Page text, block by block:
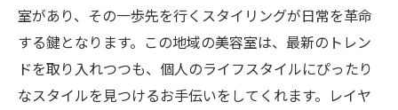
室があり、その一歩先を行くスタイリングが日常を革命
する鍵となります。この地域の美容室は、最新のトレン
ドを取り入れつつも、個人のライフスタイルにぴったり
なスタイルを見つけるお手伝いをしてくれます。レイヤ